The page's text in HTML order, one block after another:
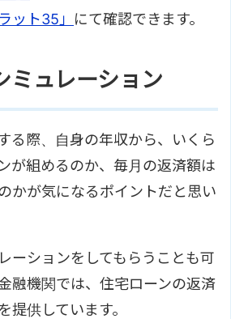
ット35」 にて確認できます。
ミュレーション
る際、自身の年収から、いくら
が組めるのか、毎月の返済額は
かが気になるポイントだと思い
ーションをしてもらうことも可
融機関では、住宅ローンの返済
提供しています。